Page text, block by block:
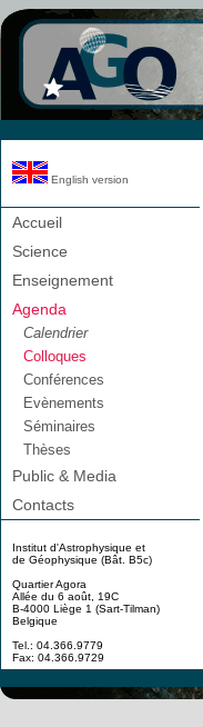
English version
Accueil
Science
Enseignement
Agenda
Calendrier
Colloques
Conférences
Evènements
Séminaires
Thèses
Public & Media
Contacts
Institut d'Astrophysique et
de Géophysique (Bât. B5c)
Quartier Agora
Allée du 6 août, 19C
B-4000 Liège 1 (Sart-Tilman)
Belgique
Tel.: 04.366.9779
Fax: 04.366.9729